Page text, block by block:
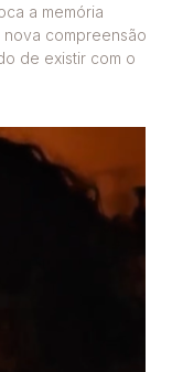
a memória
nova compreensão
de existir com o